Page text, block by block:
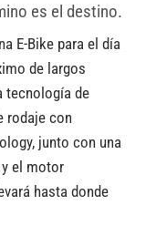
es el destino.
E-Bike para el día
de largos
tecnología de
rodaje con
junto con una
y el motor
hasta donde